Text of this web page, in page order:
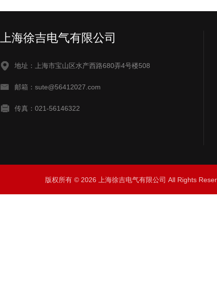
上海徐吉电气有限公司
地址：上海市宝山区水产西路680弄4号楼508
邮箱：sute@56412027.com
传真：021-56146322
版权所有 © 2026 上海徐吉电气有限公司 All Rights